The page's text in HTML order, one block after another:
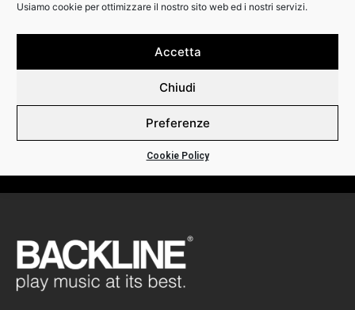
Usiamo cookie per ottimizzare il nostro sito web ed i nostri servizi.
Accetta
Chiudi
Preferenze
Cookie Policy
RIVENDITORI:
DETTAGLI:
NRC5 GRADE SINGOLA CLASSICAL TIE ON NYLON 5TH